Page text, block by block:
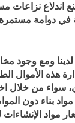
اندلاع نزاعات
في دوامة
لدينا ومع وجود
هذه الأموال
سواء من خلال
بناء دون
مواد الإنشاءات